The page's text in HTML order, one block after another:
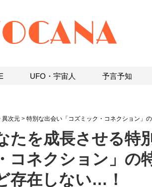
異次元 > 特別な出会い「コズミック・コネクション」
たを成長させる特
コネクション」の
存在しない…！
UFO・宇宙人 予言予知